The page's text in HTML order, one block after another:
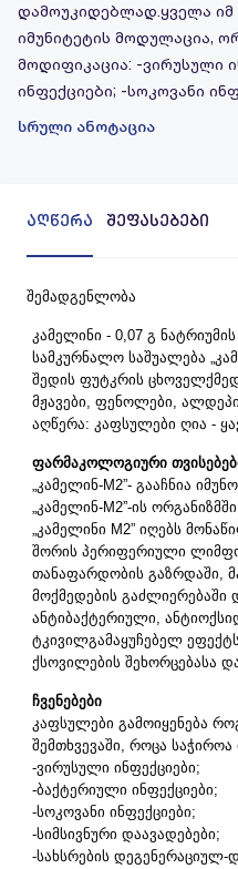
დამოუკიდებლად.ყველა იმ
იმუნიტეტის მოდულაცია,
მოდიფიკაცია: -ვირუსული
ინფექციები; -სოკოვანი
სრული ანოტაცია
აღწერა შეფასებები
შემადგენლობა
კამელინი - 0,07 გ
სამკურნალო საშუალება
შედის ფუტკრის
მჟავები, ფენოლები,
აღწერა: კაფსულები ღია -
ფარმაკოლოგიური
„კამელინ-M2”- გააჩნია
„კამელინ-M2”-ის
„კამელინი M2” იღებს
შორის პერიფერიული
თანაფარდობის გაზრდაში,
მოქმედების გაძლიერებაში
ანტიბაქტერიული,
ტკივილგამაყუჩებელ
ქსოვილების შეხორცებასა
ჩვენებები
კაფსულები გამოიყენება
შემთხვევაში, როცა
-ვირუსული ინფექციები;
-ბაქტერიული ინფექციები;
-სოკოვანი ინფექციები;
-სიმსივნური დაავადებები;
-სახსრების